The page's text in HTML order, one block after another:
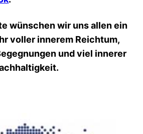
wünschen wir uns allen ein
voller innerem Reichtum,
und viel innerer